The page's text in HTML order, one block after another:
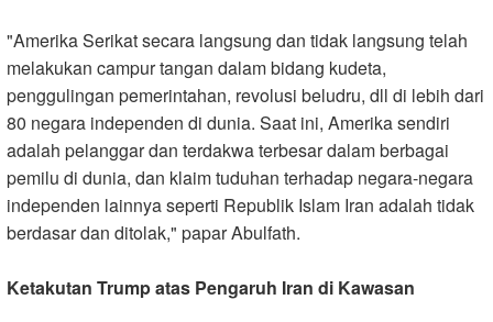
"Amerika Serikat secara langsung dan tidak langsung telah
melakukan campur tangan dalam bidang kudeta,
penggulingan pemerintahan, revolusi beludru, dll di lebih dari
80 negara independen di dunia. Saat ini, Amerika sendiri
adalah pelanggar dan terdakwa terbesar dalam berbagai
pemilu di dunia, dan klaim tuduhan terhadap negara-negara
independen lainnya seperti Republik Islam Iran adalah tidak
berdasar dan ditolak," papar Abulfath.
Ketakutan Trump atas Pengaruh Iran di Kawasan